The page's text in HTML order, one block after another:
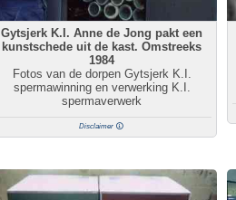
Gytsjerk K.I. Anne de Jong pakt een
kunstschede uit de kast. Omstreeks
1984
Fotos van de dorpen Gytsjerk K.I.
spermawinning en verwerking K.I.
spermaverwerk
Disclaimer